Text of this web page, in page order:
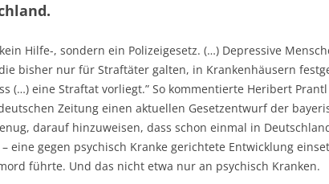
Hilfe-, sondern ein Polizeigesetz. (…) Depressive
bisher nur für Straftäter galten, in Krankenhäusern
(…) eine Straftat vorliegt.” So kommentierte Heribert
Zeitung einen aktuellen Gesetzentwurf der
darauf hinzuweisen, dass schon einmal in
eine gegen psychisch Kranke gerichtete Entwicklung
führte. Und das nicht etwa nur an psychisch Kranken.